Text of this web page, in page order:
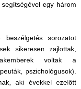
egy három
sorozatot
sikeresen zajlottak,
voltak a
pszichológusok).
aki évekkel ezelőtt